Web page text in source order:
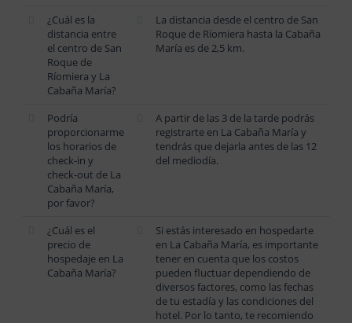
¿Cuál es la
distancia entre
el centro de San
Roque de
Ríomiera y La
Cabaña María?
La distancia desde el centro de San
Roque de Ríomiera hasta la Cabaña
María es de 2,5 km.
Podría
proporcionarme
los horarios de
check-in y
check-out de La
Cabaña María,
por favor?
A partir de las 3 de la tarde podrás
registrarte en La Cabaña María y
tendrás que dejarla antes de las 12
del mediodía.
¿Cuál es el
precio de
hospedaje en La
Cabaña María?
Si estás interesado en hospedarte
en La Cabaña María, es importante
tener en cuenta que los costos
pueden fluctuar dependiendo de
diversos factores, como las fechas
de tu estadía y las condiciones del
hotel. Por lo tanto, te recomiendo